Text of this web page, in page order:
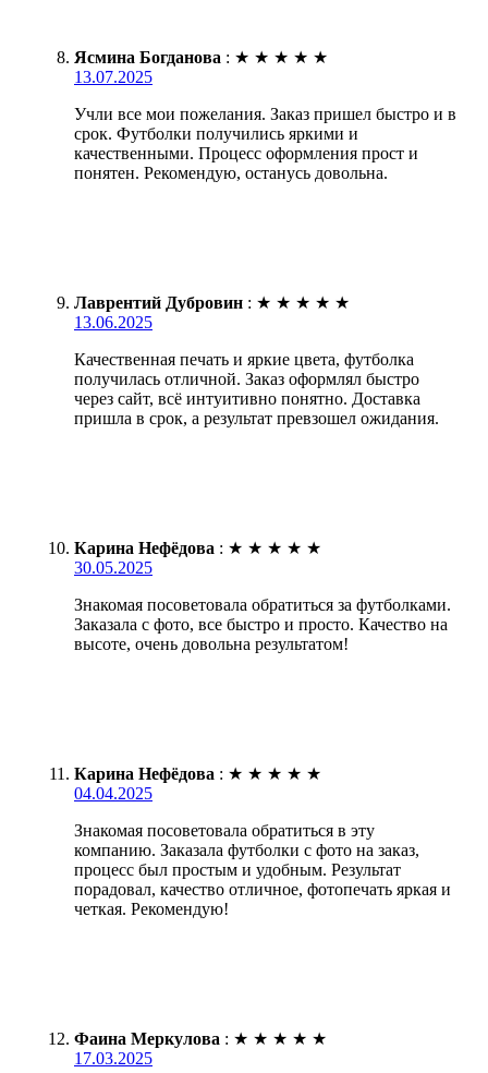
Ясмина Богданова : ★ ★ ★ ★ ★
13.07.2025
Учли все мои пожелания. Заказ пришел быстро и в
срок. Футболки получились яркими и
качественными. Процесс оформления прост и
понятен. Рекомендую, останусь довольна.
Лаврентий Дубровин : ★ ★ ★ ★ ★
13.06.2025
Качественная печать и яркие цвета, футболка
получилась отличной. Заказ оформлял быстро
через сайт, всё интуитивно понятно. Доставка
пришла в срок, а результат превзошел ожидания.
Карина Нефёдова : ★ ★ ★ ★ ★
30.05.2025
Знакомая посоветовала обратиться за футболками.
Заказала с фото, все быстро и просто. Качество на
высоте, очень довольна результатом!
Карина Нефёдова : ★ ★ ★ ★ ★
04.04.2025
Знакомая посоветовала обратиться в эту
компанию. Заказала футболки с фото на заказ,
процесс был простым и удобным. Результат
порадовал, качество отличное, фотопечать яркая и
четкая. Рекомендую!
Фаина Меркулова : ★ ★ ★ ★ ★
17.03.2025